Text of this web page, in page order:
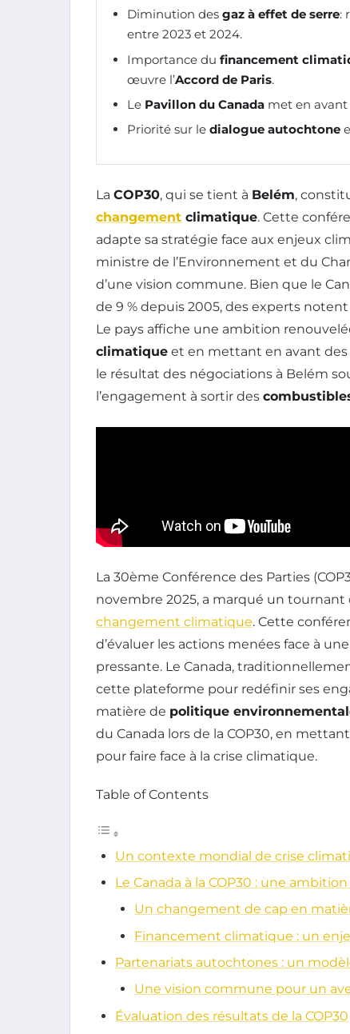
Diminution des gaz à effet de serre:
entre 2023 et 2024.
Importance du financement
œuvre l’Accord de Paris.
Le Pavillon du Canada met en avant
Priorité sur le dialogue autochtone
La COP30, qui se tient à Belém,
changement climatique. Cette
adapte sa stratégie face aux enjeux
ministre de l’Environnement et du
d’une vision commune. Bien que le
de 9 % depuis 2005, des experts
Le pays affiche une ambition
climatique et en mettant en avant
le résultat des négociations à Belém
l’engagement à sortir des
La 30ème Conférence des Parties
novembre 2025, a marqué un
changement climatique. Cette
d’évaluer les actions menées face à
pressante. Le Canada,
cette plateforme pour redéfinir ses
matière de politique
du Canada lors de la COP30, en
pour faire face à la crise climatique.
Table of Contents
Un contexte mondial de crise
Le Canada à la COP30 : une
Un changement de cap en
Financement climatique : un
Partenariats autochtones : un
Une vision commune pour un
Évaluation des résultats de la COP30